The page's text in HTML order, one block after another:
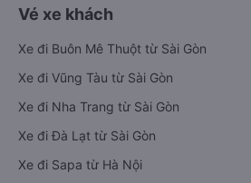
Vé xe khách
Xe đi Buôn Mê Thuột từ Sài Gòn
Xe đi Vũng Tàu từ Sài Gòn
Xe đi Nha Trang từ Sài Gòn
Xe đi Đà Lạt từ Sài Gòn
Xe đi Sapa từ Hà Nội